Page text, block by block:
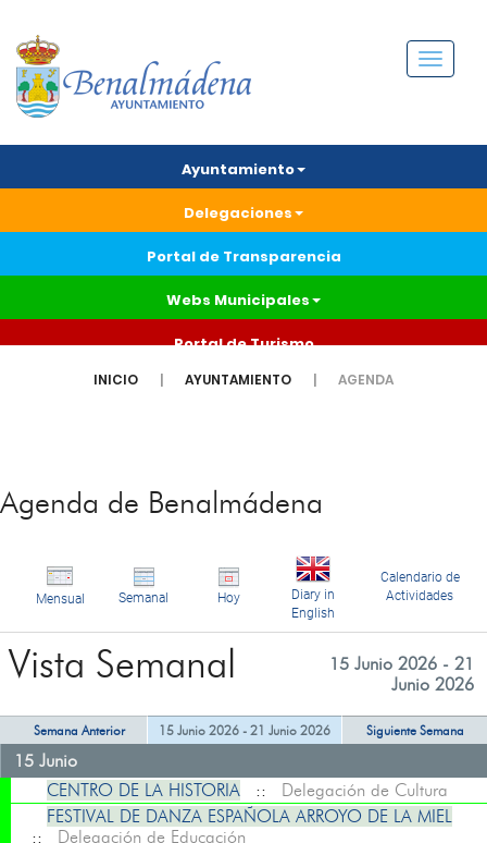
Menú
Ayuntamiento
Delegaciones
Portal de Transparencia
Webs Municipales
Portal de Turismo
INICIO AYUNTAMIENTO AGENDA
Agenda de Benalmádena
Mensual Semanal Hoy
Diary in
English
Calendario de
Actividades
Vista Semanal
15 Junio 2026 - 21
Junio 2026
Semana Anterior 15 Junio 2026 - 21 Junio 2026 Siguiente Semana
15 Junio
CENTRO DE LA HISTORIA :: Delegación de Cultura
FESTIVAL DE DANZA ESPAÑOLA ARROYO DE LA MIEL
:: Delegación de Educación